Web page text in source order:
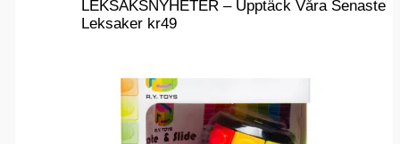
LEKSAKSNYHETER – Upptäck Våra Senaste
Leksaker kr49